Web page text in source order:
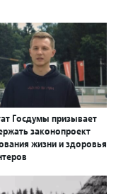
Госдумы призывает
законопроект
жизни и здоровья